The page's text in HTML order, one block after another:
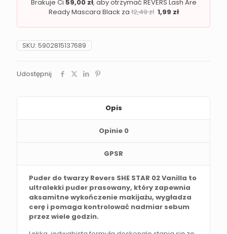
Brakuje Ci 59,00 zł, aby otrzymać REVERS Lash Are
Ready Mascara Black za12,49zł 1,99 zł
SKU: 5902815137689
Udostępnij
Opis
Opinie 0
GPSR
Puder do twarzy Revers SHE STAR 02 Vanilla to
ultralekki puder prasowany, który zapewnia
aksamitne wykończenie makijażu, wygładza
cerę i pomaga kontrolować nadmiar sebum
przez wiele godzin.